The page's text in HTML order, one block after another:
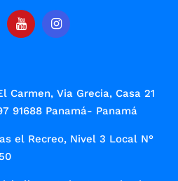
Carmen, Via Grecia, Casa 21
91688 Panamá- Panamá
el Recreo, Nivel 3 Local N°